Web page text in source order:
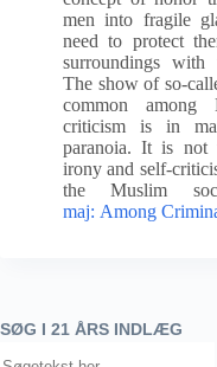
men into fragile
need to protect
surroundings with
The show of so-
common
criticism is in
paranoia. It is not
irony and self-
the Muslim
maj: Among
SØG I 21 ÅRS INDLÆG